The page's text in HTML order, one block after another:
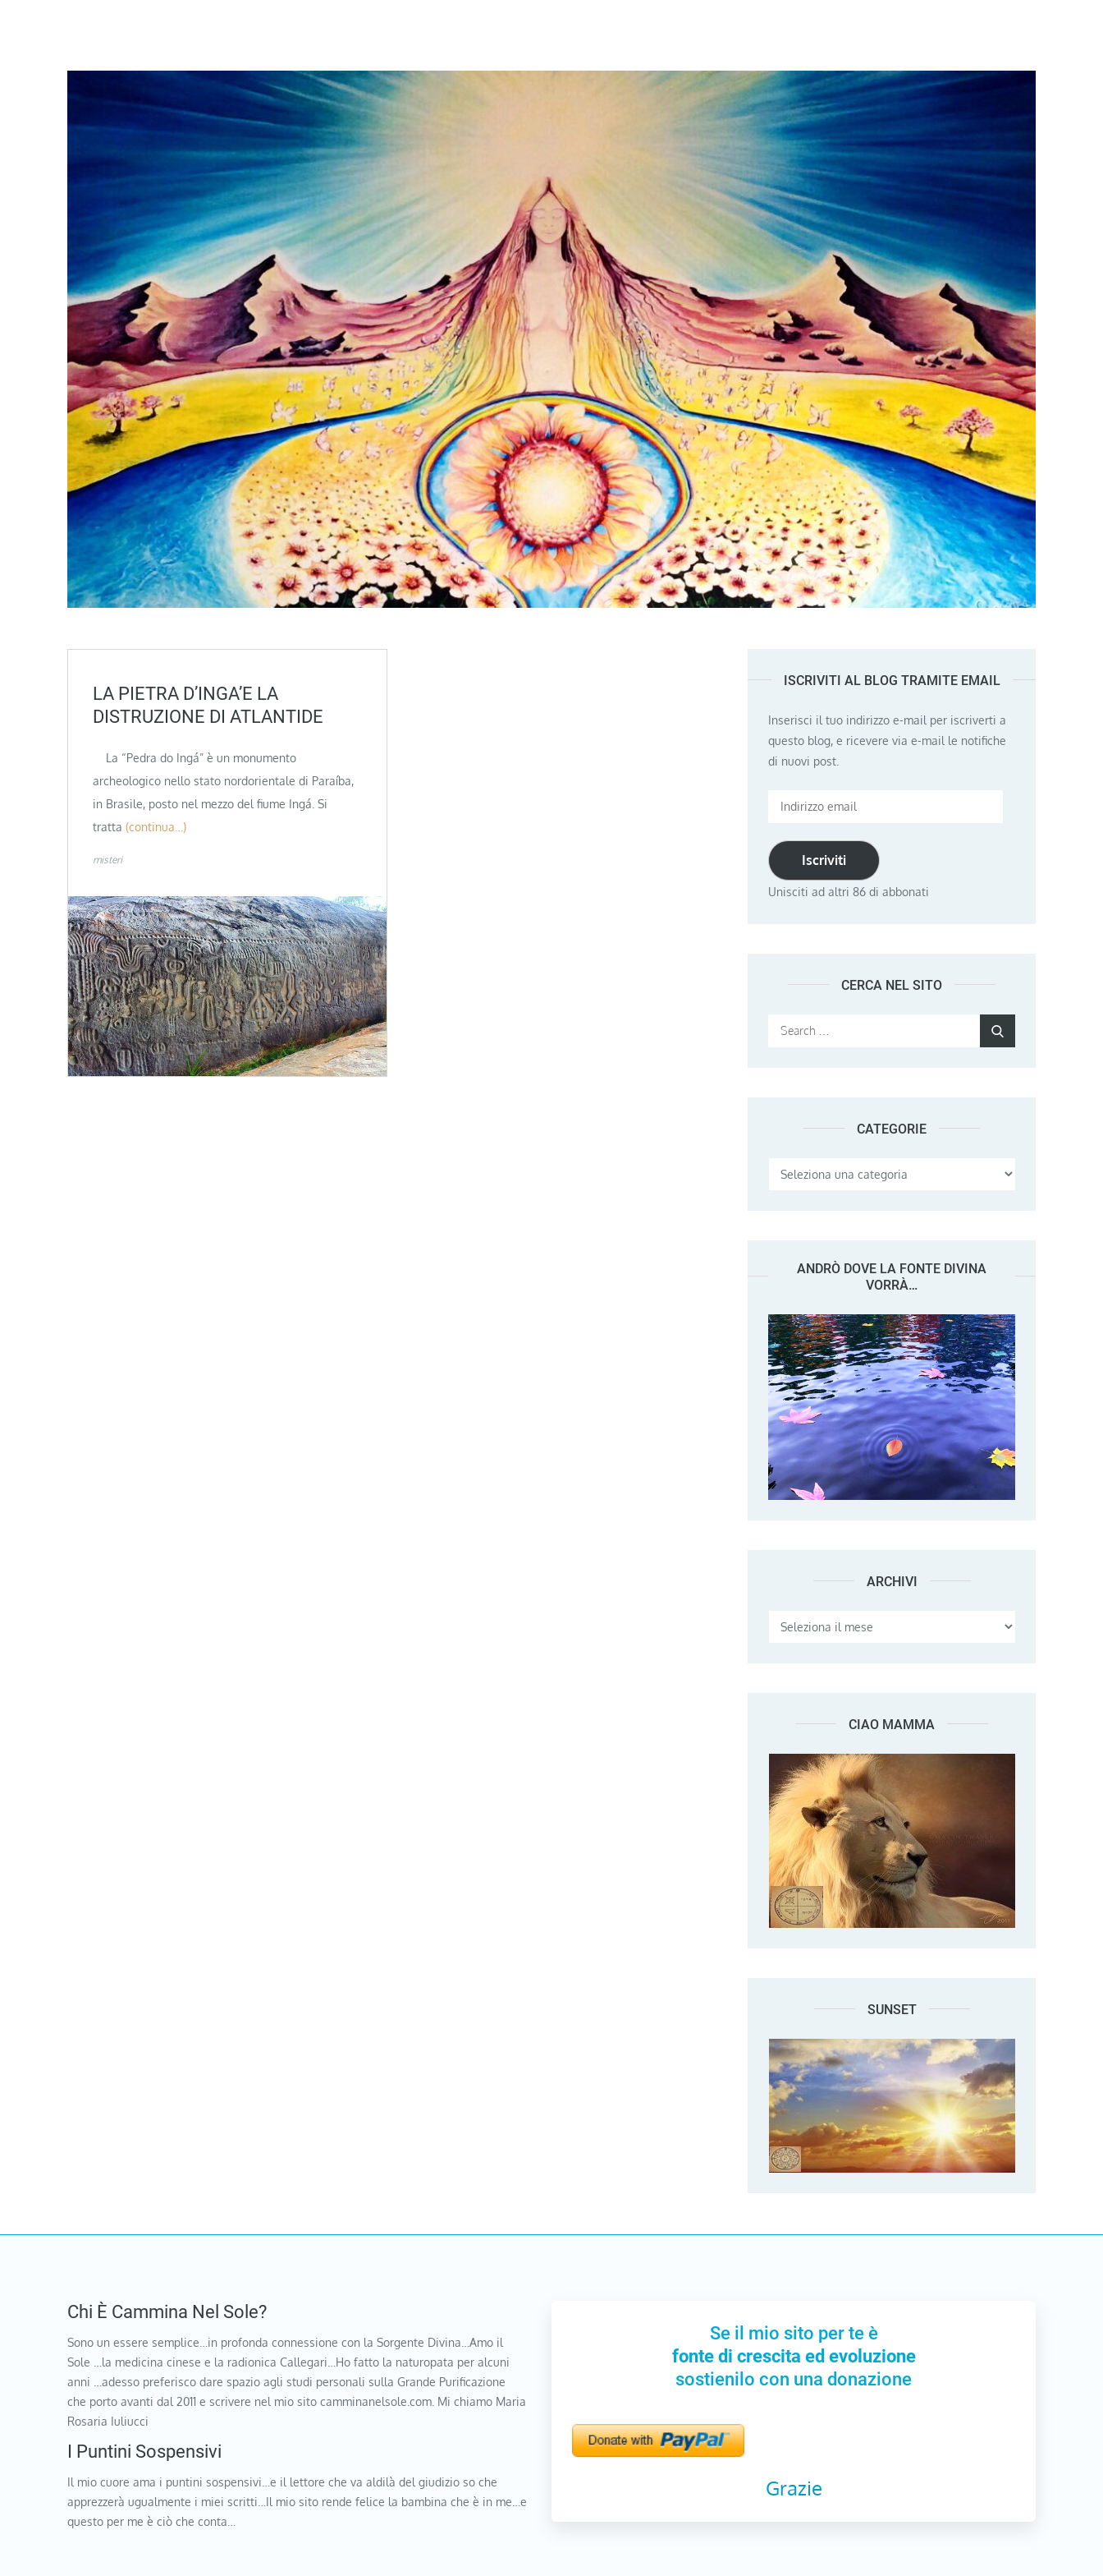
LA PIETRA D’INGA’E LA
DISTRUZIONE DI ATLANTIDE
La “Pedra do Ingá” è un monumento
archeologico nello stato nordorientale di Paraíba,
in Brasile, posto nel mezzo del fiume Ingá. Si
tratta (continua…)
misteri
ISCRIVITI AL BLOG TRAMITE EMAIL
Inserisci il tuo indirizzo e-mail per iscriverti a
questo blog, e ricevere via e-mail le notifiche
di nuovi post.
Indirizzo
Iscriviti
Unisciti ad altri 86 di abbonati
CERCA NEL SITO
Search
CATEGORIE
Categorie
ANDRÒ DOVE LA FONTE DIVINA
VORRÀ…
ARCHIVI Archivi
CIAO MAMMA
SUNSET
Chi È Cammina Nel Sole?
Sono un essere semplice…in profonda connessione con la Sorgente Divina…Amo il
Sole …la medicina cinese e la radionica Callegari…Ho fatto la naturopata per alcuni
anni …adesso preferisco dare spazio agli studi personali sulla Grande Purificazione
che porto avanti dal 2011 e scrivere nel mio sito camminanelsole.com. Mi chiamo Maria
Rosaria Iuliucci
I Puntini Sospensivi
Il mio cuore ama i puntini sospensivi…e il lettore che va aldilà del giudizio so che
apprezzerà ugualmente i miei scritti…Il mio sito rende felice la bambina che è in me…e
questo per me è ciò che conta…
Se il mio sito per te è
fonte di crescita ed evoluzione
sostienilo con una donazione
Grazie